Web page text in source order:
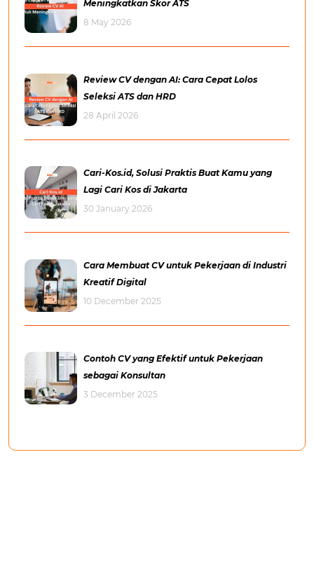
Meningkatkan Skor ATS
8 May 2026
Review CV dengan AI: Cara Cepat Lolos
Seleksi ATS dan HRD
28 April 2026
Cari-Kos.id, Solusi Praktis Buat Kamu yang
Lagi Cari Kos di Jakarta
30 January 2026
Cara Membuat CV untuk Pekerjaan di Industri
Kreatif Digital
10 December 2025
Contoh CV yang Efektif untuk Pekerjaan
sebagai Konsultan
3 December 2025